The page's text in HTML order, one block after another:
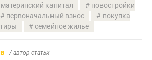
материнский капитал
новостройки
первоначальный взнос
покупка
семейное жилье
/ автор статьи